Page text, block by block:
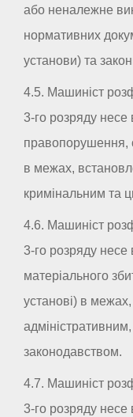
або неналежне
нормативних
установи) та
4.5. Машиніст
3-го розряду несе
правопорушення,
в межах,
кримінальним та
4.6. Машиніст
3-го розряду несе
матеріального
установі) в
законодавством.
4.7. Машиніст
3-го розряду несе